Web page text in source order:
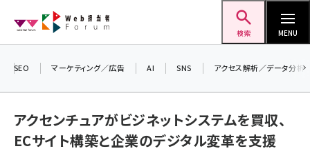
ン
検索 MENU
SEO マーケティング／広告 AI SNS アクセス解析／データ分析
アクセンチュアがビジネットシステムを買収、
ECサイト構築と企業のデジタル変革を支援